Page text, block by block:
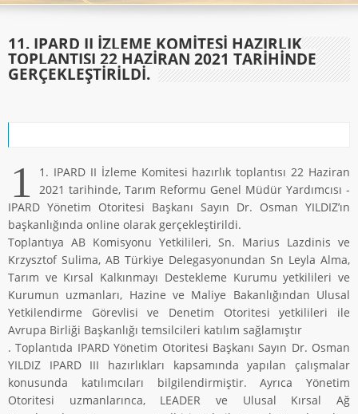
11. IPARD II İZLEME KOMİTESİ HAZIRLIK
TOPLANTISI 22 HAZİRAN 2021 TARİHİNDE
GERÇEKLEŞTİRİLDİ.
1
1. IPARD II İzleme Komitesi hazırlık toplantısı 22 Haziran
2021 tarihinde, Tarım Reformu Genel Müdür Yardımcısı -
IPARD Yönetim Otoritesi Başkanı Sayın Dr. Osman YILDIZ’ın
başkanlığında online olarak gerçekleştirildi.
Toplantıya AB Komisyonu Yetkilileri, Sn. Marius Lazdinis ve
Krzysztof Sulima, AB Türkiye Delegasyonundan Sn Leyla Alma,
Tarım ve Kırsal Kalkınmayı Destekleme Kurumu yetkilileri ve
Kurumun uzmanları, Hazine ve Maliye Bakanlığından Ulusal
Yetkilendirme Görevlisi ve Denetim Otoritesi yetkilileri ile
Avrupa Birliği Başkanlığı temsilcileri katılım sağlamıştır
. Toplantıda IPARD Yönetim Otoritesi Başkanı Sayın Dr. Osman
YILDIZ IPARD III hazırlıkları kapsamında yapılan çalışmalar
konusunda katılımcıları bilgilendirmiştir. Ayrıca Yönetim
Otoritesi uzmanlarınca, LEADER ve Ulusal Kırsal Ağ